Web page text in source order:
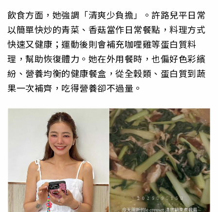
飲食方面，她強調「清爽少負擔」。許路兒平日常
以簡單快炒的青菜、香菇當作日常餐點，料理方式
快速又健康；運動後則會補充咖哩雞等蛋白質料
理，幫助恢復體力。她在外用餐時，也偏好色彩繽
紛、營養均衡的健康餐盒，從全穀類、蛋白質到蔬
果一次補齊，吃得營養卻不過量。